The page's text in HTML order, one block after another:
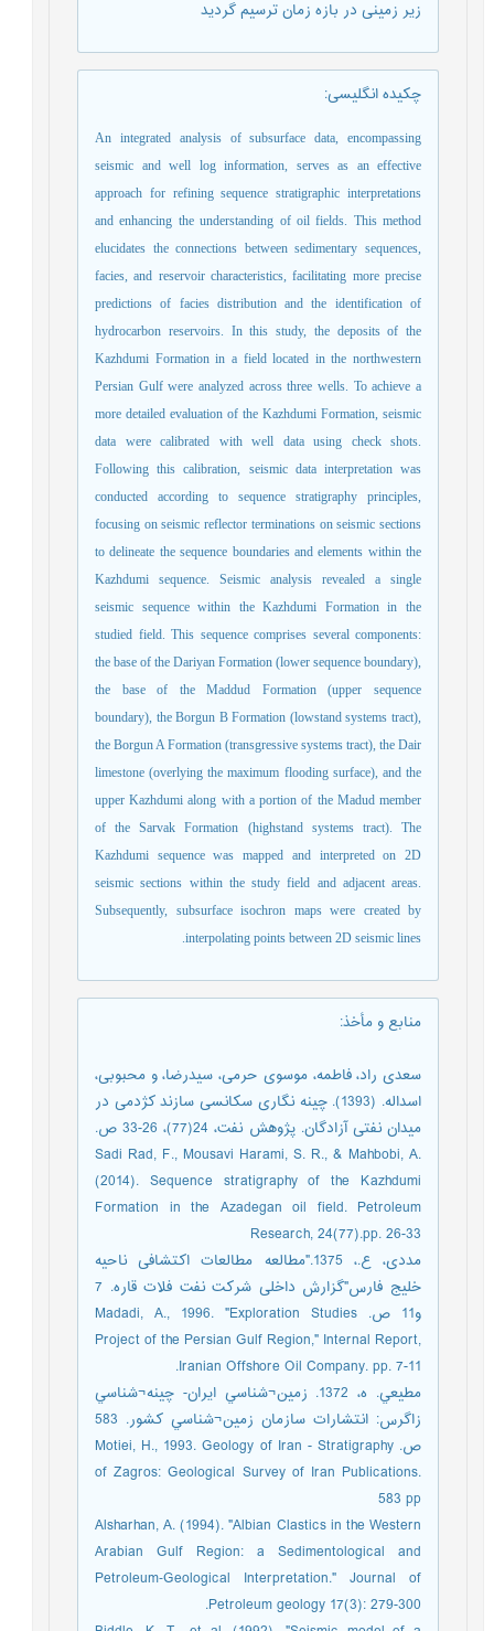
زیر زمینی در بازه زمان ترسیم گردید
چکیده انگلیسی:
An integrated analysis of subsurface data, encompassing
seismic and well log information, serves as an effective
approach for refining sequence stratigraphic interpretations
and enhancing the understanding of oil fields. This method
elucidates the connections between sedimentary sequences,
facies, and reservoir characteristics, facilitating more precise
predictions of facies distribution and the identification of
hydrocarbon reservoirs. In this study, the deposits of the
Kazhdumi Formation in a field located in the northwestern
Persian Gulf were analyzed across three wells. To achieve a
more detailed evaluation of the Kazhdumi Formation, seismic
data were calibrated with well data using check shots.
Following this calibration, seismic data interpretation was
conducted according to sequence stratigraphy principles,
focusing on seismic reflector terminations on seismic sections
to delineate the sequence boundaries and elements within the
Kazhdumi sequence. Seismic analysis revealed a single
seismic sequence within the Kazhdumi Formation in the
studied field. This sequence comprises several components:
the base of the Dariyan Formation (lower sequence boundary),
the base of the Maddud Formation (upper sequence
boundary), the Borgun B Formation (lowstand systems tract),
the Borgun A Formation (transgressive systems tract), the Dair
limestone (overlying the maximum flooding surface), and the
upper Kazhdumi along with a portion of the Madud member
of the Sarvak Formation (highstand systems tract). The
Kazhdumi sequence was mapped and interpreted on 2D
seismic sections within the study field and adjacent areas.
Subsequently, subsurface isochron maps were created by
interpolating points between 2D seismic lines
.
منابع و مأخذ:
سعدی راد، فاطمه، موسوی حرمی، سیدرضا، و محبوبی،
اسداله. (1393). چینه نگاری سکانسی سازند کژدمی در
میدان نفتی آزادگان. پژوهش نفت، 24(77)، 26-33 ص.
Sadi Rad, F., Mousavi Harami, S. R., & Mahbobi, A.
(2014). Sequence stratigraphy of the Kazhdumi
Formation in the Azadegan oil field. Petroleum
Research, 24(77).pp. 26-33
مددی، ع.، 1375."مطالعه مطالعات اکتشافی ناحیه
خلیج فارس"گزارش داخلی شرکت نفت فلات قاره. 7
و11 ص. Madadi, A., 1996. "Exploration Studies
Project of the Persian Gulf Region," Internal Report,
Iranian Offshore Oil Company. pp. 7-11.
مطيعي. ه، 1372. زمين¬شناسي ایران- چينه¬شناسي
زاگرس: انتشارات سازمان زمين¬شناسي کشور. 583
ص. Motiei, H., 1993. Geology of Iran - Stratigraphy
of Zagros: Geological Survey of Iran Publications.
583 pp
Alsharhan, A. (1994). "Albian Clastics in the Western
Arabian Gulf Region: a Sedimentological and
Petroleum‐Geological Interpretation." Journal of
Petroleum geology 17(3): 279-300.